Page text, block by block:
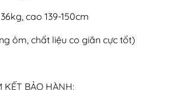
cao 139-150cm
ôm, chất liệu co giãn cực tốt)
KẾT BẢO HÀNH: